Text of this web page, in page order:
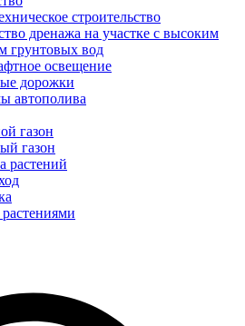
строительство
дренажа на участке с высоким
грунтовых вод
освещение
дорожки
автополива
газон
газон
растений
растениями